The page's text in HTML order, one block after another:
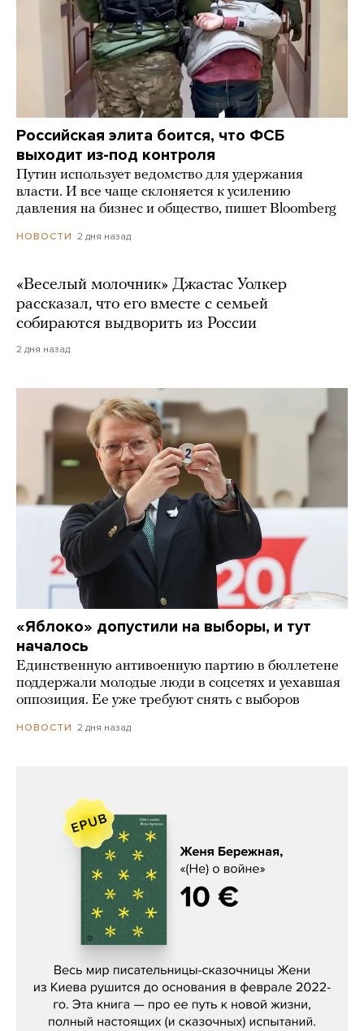
Российская элита боится, что ФСБ
выходит из-под контроля
Путин использует ведомство для удержания
власти. И все чаще склоняется к усилению
давления на бизнес и общество, пишет Bloomberg
НОВОСТИ 2 дня назад
«Веселый молочник» Джастас Уолкер
рассказал, что его вместе с семьей
собираются выдворить из России
2 дня назад
«Яблоко» допустили на выборы, и тут
началось
Единственную антивоенную партию в бюллетене
поддержали молодые люди в соцсетях и уехавшая
оппозиция. Ее уже требуют снять с выборов
НОВОСТИ 2 дня назад
Женя Бережная, «(Не) о войне»